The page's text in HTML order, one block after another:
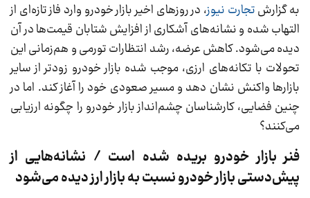
به گزارشتجارت نیوز، در روز‌های اخیر بازار خودرو وارد فاز تازه‌ای از
التهاب شده و نشانه‌های آشکاری از افزایش شتابان قیمت‌ها در آن
دیده می‌شود. کاهش عرضه، رشد انتظارات تورمی و هم‌زمانی این
تحولات با تکانه‌های ارزی، موجب شده بازار خودرو زودتر از سایر
بازارها واکنش نشان دهد و مسیر صعودی خود را آغاز کند. اما در
چنین فضایی، کارشناسان چشم‌انداز بازار خودرو را چگونه ارزیابی
می‌کنند؟
فنر بازار خودرو بریده شده است / نشانه‌هایی از
پیش‌دستی بازار خودرو نسبت به بازار ارز دیده می‌شود